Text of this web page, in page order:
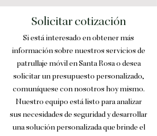
Solicitar cotización
Si está interesado en obtener más
información sobre nuestros servicios de
patrullaje móvil en Santa Rosa o desea
solicitar un presupuesto personalizado,
comuníquese con nosotros hoy mismo.
Nuestro equipo está listo para analizar
sus necesidades de seguridad y desarrollar
una solución personalizada que brinde el